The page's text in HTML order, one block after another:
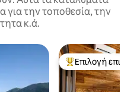
για την τοποθεσία, την
κ.ά.
Κορυφαία
Επιλογή